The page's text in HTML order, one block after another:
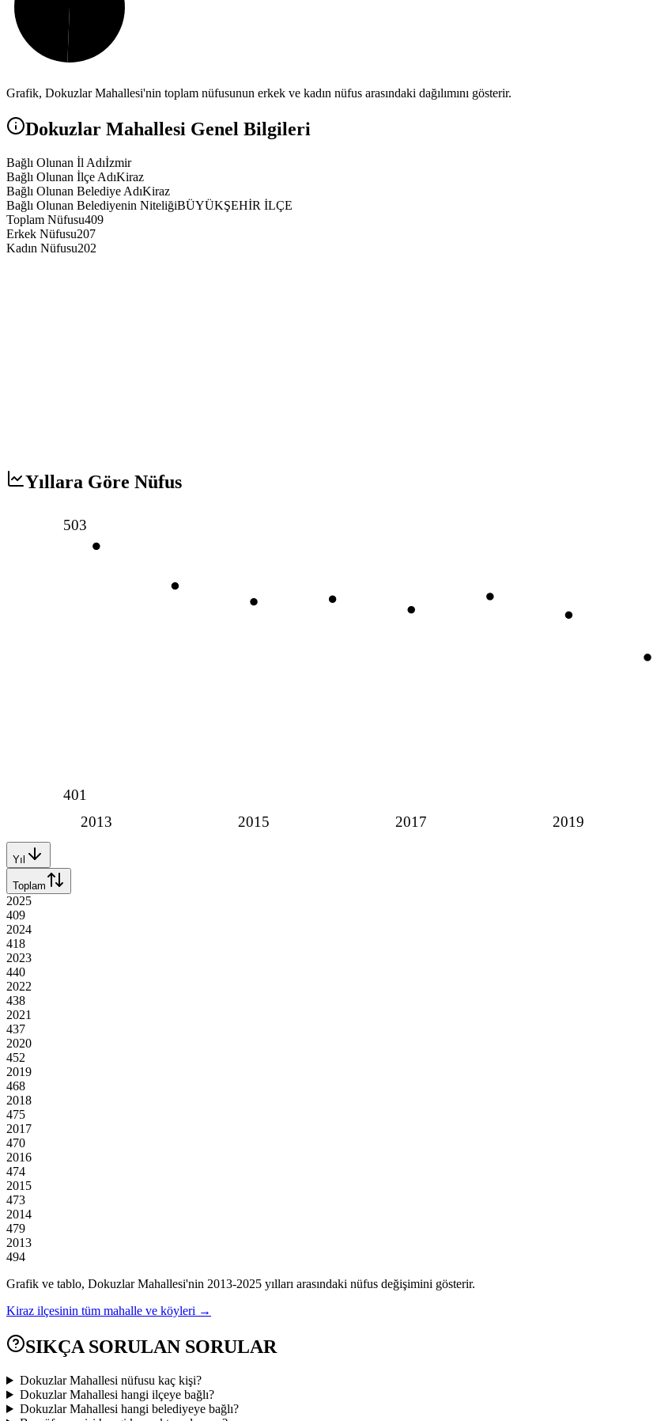
Grafik, DokuzlarMahallesi'nin toplam nüfusunun erkek ve kadın nüfus arasındaki dağılımını gösterir.
Dokuzlar Mahallesi Genel Bilgileri
Bağlı Olunan İl Adıİzmir
Bağlı Olunan İlçe AdıKiraz
Bağlı Olunan Belediye AdıKiraz
Bağlı Olunan Belediyenin NiteliğiBÜYÜKŞEHİR İLÇE
Toplam Nüfusu409
Erkek Nüfusu207
Kadın Nüfusu202
Yıllara Göre Nüfus
2013 2015 2017 2019
503
401
Yıl
Toplam
2025
409
2024
418
2023
440
2022
438
2021
437
2020
452
2019
468
2018
475
2017
470
2016
474
2015
473
2014
479
2013
494
Grafik ve tablo, DokuzlarMahallesi'nin 2013-2025 yılları arasındaki nüfus değişimini gösterir.
Kiraz ilçesinin tüm mahalle ve köyleri →
SIKÇA SORULAN SORULAR
Dokuzlar Mahallesi nüfusu kaç kişi?
Dokuzlar Mahallesi hangi ilçeye bağlı?
Dokuzlar Mahallesi hangi belediyeye bağlı?